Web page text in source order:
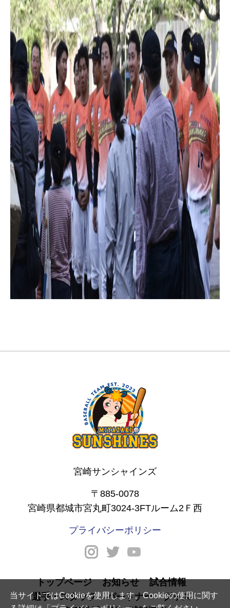
当サイトではCookieを使用します。Cookieの使用に関す
宮崎サンシャインズ
〒885-0078
宮崎県都城市宮丸町3024-3FTルーム2Ｆ西
プライバシーポリシー
トップページ お知らせ
試合情報
選手・スタッフ
パートナー
グッズ